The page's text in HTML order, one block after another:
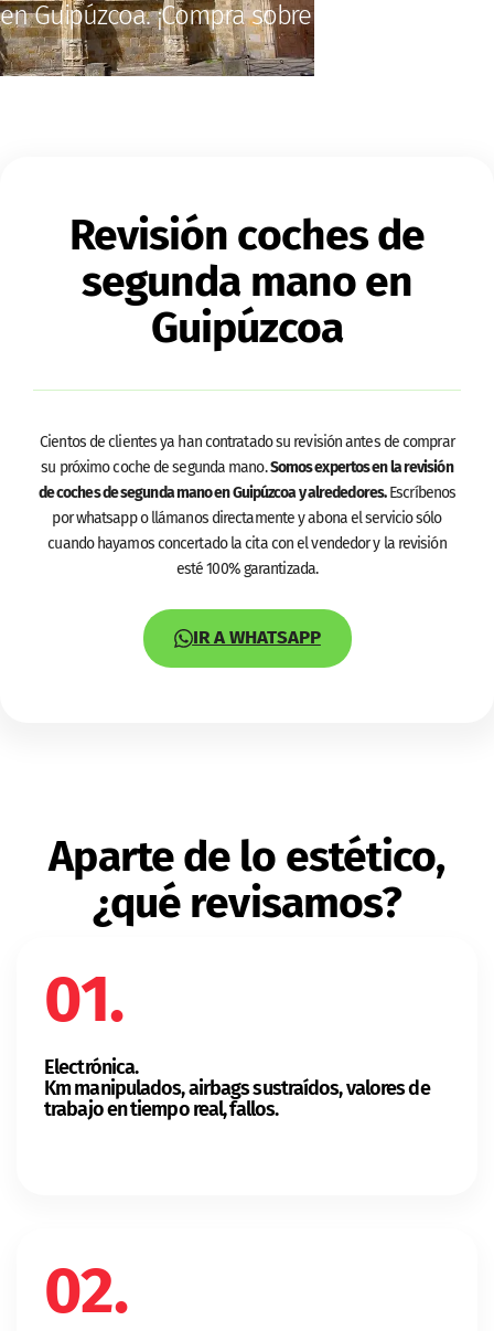
en Guipúzcoa. ¡Compra sobre seguro!
Revisión coches de
segunda mano en
Guipúzcoa
Cientos de clientes ya han contratado su revisión antes de comprar
su próximo coche de segunda mano.Somos expertos en la revisión
de coches de segunda mano en Guipúzcoa y alrededores.Escríbenos
por whatsapp o llámanos directamente y abona el servicio sólo
cuando hayamos concertado la cita con el vendedor y la revisión
esté 100% garantizada.
IR A WHATSAPP
Aparte de lo estético,
¿qué revisamos?
01.
Electrónica.
Km manipulados, airbags sustraídos, valores de
trabajo en tiempo real, fallos.
02.